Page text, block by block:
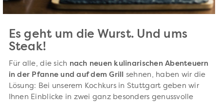
Es geht um die Wurst. Und ums
Steak!
Für alle, die sich nach neuen kulinarischen Abenteuern
in der Pfanne und auf dem Grill sehnen, haben wir die
Lösung: Bei unserem Kochkurs in Stuttgart geben wir
Ihnen Einblicke in zwei ganz besonders genussvolle